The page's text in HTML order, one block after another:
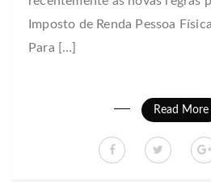
Imposto de Renda Pessoa
Para […]
Read More